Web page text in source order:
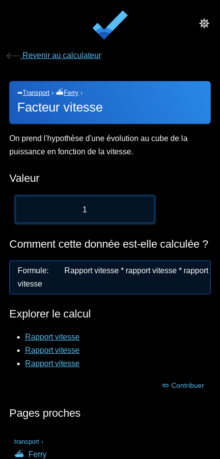
Revenir au calculateur
➡Transport ›⛴ Ferry ›
Facteur vitesse
On prend l'hypothèse d'une évolution au cube de la
puissance en fonction de la vitesse.
Valeur
1
Comment cette donnée est-elle calculée ?
Formule:
Rapport vitesse * rapport vitesse * rapport
vitesse
Explorer le calcul
Rapport vitesse
Rapport vitesse
Rapport vitesse
✏️ Contribuer
Pages proches
transport ›
⛴ Ferry